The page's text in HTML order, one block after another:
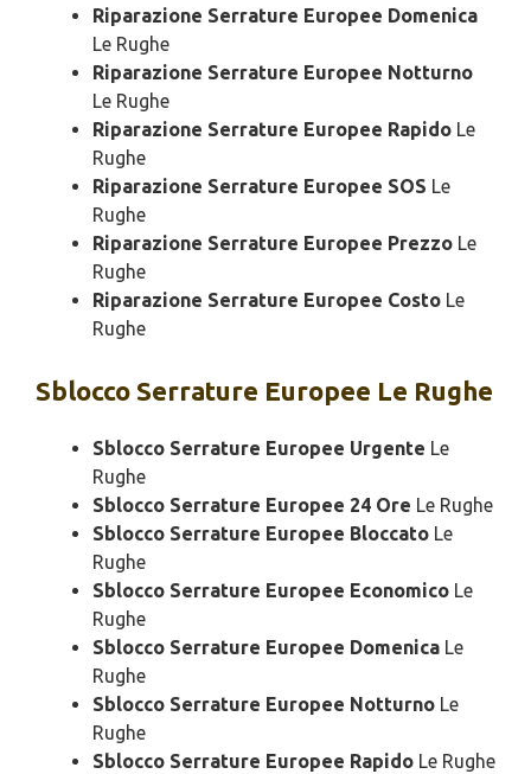
Riparazione Serrature Europee Domenica
Le Rughe
Riparazione Serrature Europee Notturno
Le Rughe
Riparazione Serrature Europee Rapido Le
Rughe
Riparazione Serrature Europee SOS Le
Rughe
Riparazione Serrature Europee Prezzo Le
Rughe
Riparazione Serrature Europee Costo Le
Rughe
Sblocco Serrature Europee Le Rughe
Sblocco Serrature Europee Urgente Le
Rughe
Sblocco Serrature Europee 24 Ore Le Rughe
Sblocco Serrature Europee Bloccato Le
Rughe
Sblocco Serrature Europee Economico Le
Rughe
Sblocco Serrature Europee Domenica Le
Rughe
Sblocco Serrature Europee Notturno Le
Rughe
Sblocco Serrature Europee Rapido Le Rughe